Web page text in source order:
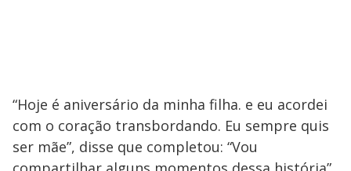
“Hoje é aniversário da minha filha. e eu acordei
com o coração transbordando. Eu sempre quis
ser mãe”, disse que completou: “Vou